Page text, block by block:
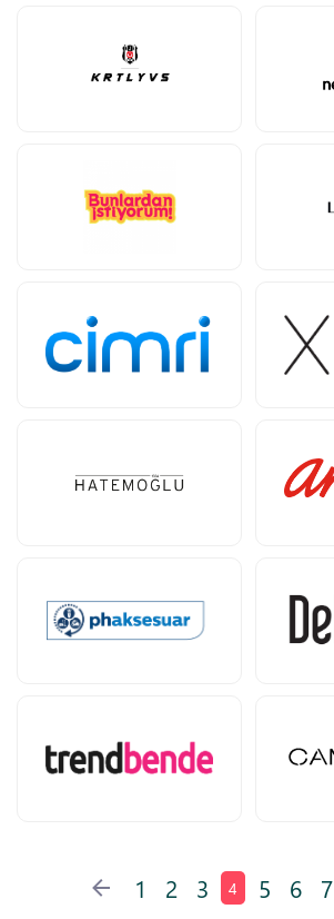
1 2 3 4 5 6 7